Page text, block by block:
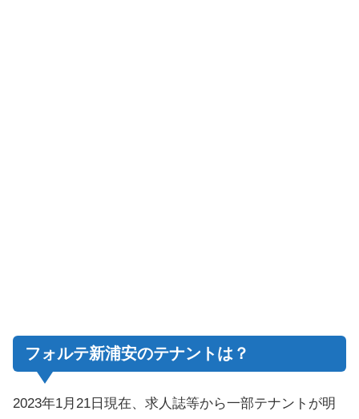
フォルテ新浦安のテナントは？
2023年1月21日現在、求人誌等から一部テナントが明